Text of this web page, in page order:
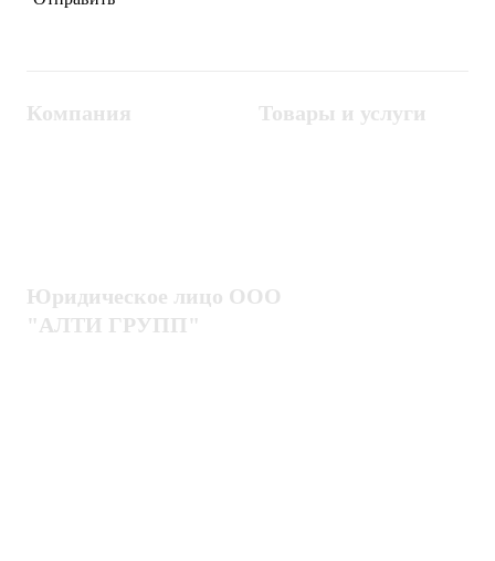
Компания Товары и услуги
Юридическое лицо ООО
"АЛТИ ГРУПП"